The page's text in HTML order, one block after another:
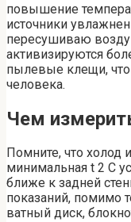
повышение
источники
пересушиваю
активизируются
пылевые клещи, что
человека.
Чем
Помните, что холод
минимальная t 2 С
ближе к задней
показаний, помимо
ватный диск,